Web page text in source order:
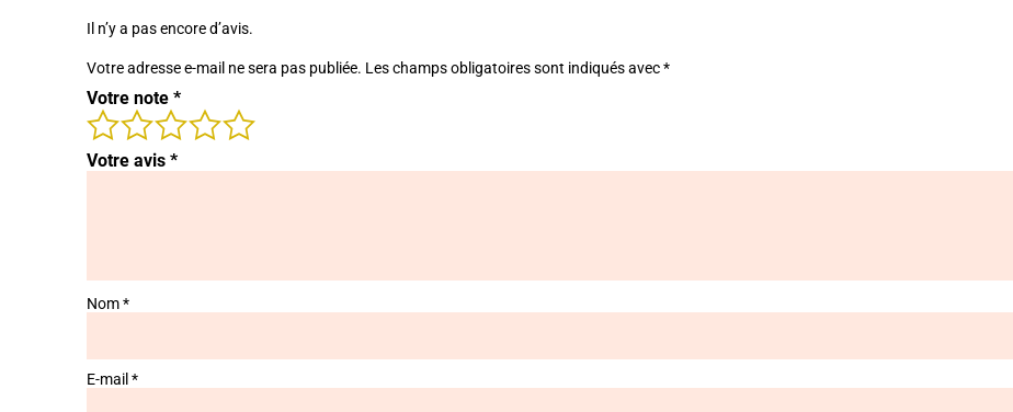
Il n’y a pas encore d’avis.
Votre adresse e-mail ne sera pas publiée. Les champs obligatoires sont indiqués avec*
Votre note *
Votre avis *
Nom*
E-mail *